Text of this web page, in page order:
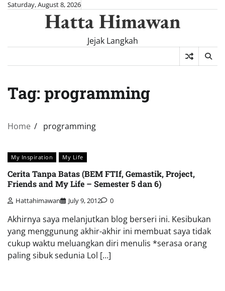
SkipSaturday, August 8, 2026
Hatta Himawan
Jejak Langkah
Tag: programming
Home programming
My Inspiration My Life
Cerita Tanpa Batas (BEM FTIf, Gemastik, Project,
Friends and My Life – Semester 5 dan 6)
Hattahimawan July 9, 2012 0
Akhirnya saya melanjutkan blog berseri ini. Kesibukan
yang menggunung akhir-akhir ini membuat saya tidak
cukup waktu meluangkan diri menulis *serasa orang
paling sibuk sedunia Lol […]